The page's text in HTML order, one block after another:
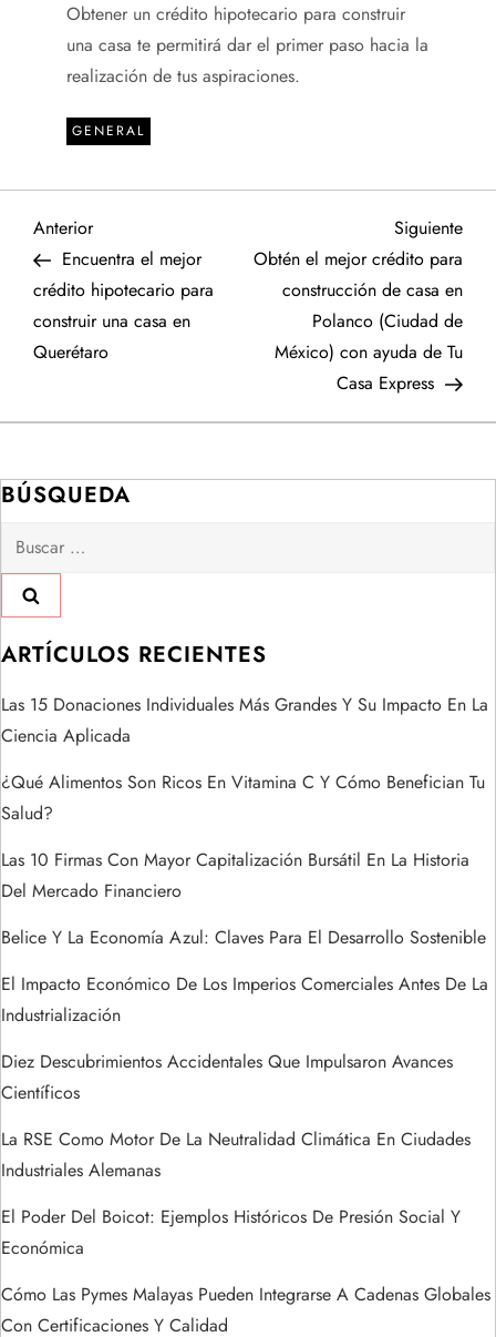
Obtener un crédito hipotecario para construir
una casa te permitirá dar el primer paso hacia la
realización de tus aspiraciones.
GENERAL
N
a
v
a
c
i
ó
n
d
e
e
n
t
r
a
d
a
s
Entrada
anterior
Anterior
Encuentra el mejor
crédito hipotecario para
construir una casa en
Querétaro
Siguiente
Obtén el mejor crédito para
construcción de casa en
Polanco (Ciudad de
México) con ayuda de Tu
Casa Express
BÚSQUEDA
Buscar:
ARTÍCULOS RECIENTES
Las 15 Donaciones Individuales Más Grandes Y Su Impacto En La
Ciencia Aplicada
¿Qué Alimentos Son Ricos En Vitamina C Y Cómo Benefician Tu
Salud?
Las 10 Firmas Con Mayor Capitalización Bursátil En La Historia
Del Mercado Financiero
Belice Y La Economía Azul: Claves Para El Desarrollo Sostenible
El Impacto Económico De Los Imperios Comerciales Antes De La
Industrialización
Diez Descubrimientos Accidentales Que Impulsaron Avances
Científicos
La RSE Como Motor De La Neutralidad Climática En Ciudades
Industriales Alemanas
El Poder Del Boicot: Ejemplos Históricos De Presión Social Y
Económica
Cómo Las Pymes Malayas Pueden Integrarse A Cadenas Globales
Con Certificaciones Y Calidad